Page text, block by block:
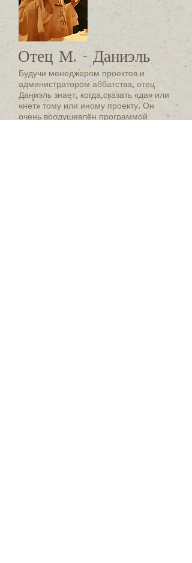
Отец М. - Даниэль
Будучи менеджером проектов и
администратором аббатства, отец
Даниэль знает, когда сказать «да» или
«нет» тому или иному проекту. Он
очень воодушевлён программой